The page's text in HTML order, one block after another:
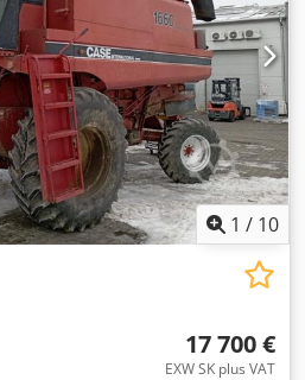
1 / 10
17 700 €
EXW SK plus VAT